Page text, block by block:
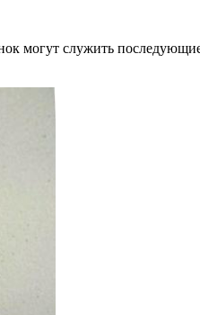
могут служить